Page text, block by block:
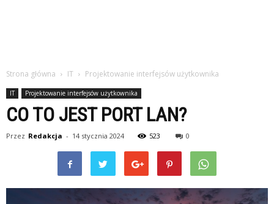
Strona główna IT Projektowanie interfejsów użytkownika
IT Projektowanie interfejsów użytkownika
CO TO JEST PORT LAN?
Przez Redakcja - 14 stycznia 2024 523 0